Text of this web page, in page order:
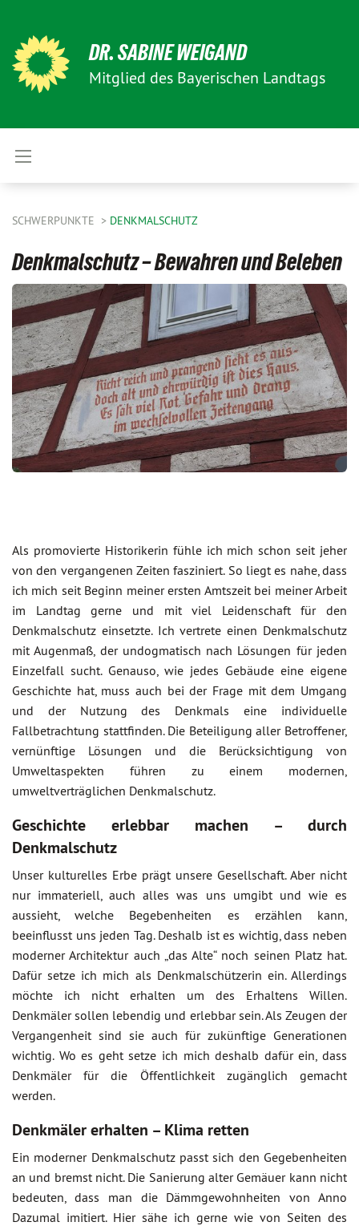
DR. SABINE WEIGAND
Mitglied des Bayerischen Landtags
SCHWERPUNKTE DENKMALSCHUTZ
Denkmalschutz – Bewahren und Beleben
Als promovierte Historikerin fühle ich mich schon seit jeher
von den vergangenen Zeiten fasziniert. So liegt es nahe, dass
ich mich seit Beginn meiner ersten Amtszeit bei meiner Arbeit
im Landtag gerne und mit viel Leidenschaft für den
Denkmalschutz einsetzte. Ich vertrete einen Denkmalschutz
mit Augenmaß, der undogmatisch nach Lösungen für jeden
Einzelfall sucht. Genauso, wie jedes Gebäude eine eigene
Geschichte hat, muss auch bei der Frage mit dem Umgang
und der Nutzung des Denkmals eine individuelle
Fallbetrachtung stattfinden. Die Beteiligung aller Betroffener,
vernünftige Lösungen und die Berücksichtigung von
Umweltaspekten führen zu einem modernen,
umweltverträglichen Denkmalschutz.
Geschichte erlebbar machen – durch
Denkmalschutz
Unser kulturelles Erbe prägt unsere Gesellschaft. Aber nicht
nur immateriell, auch alles was uns umgibt und wie es
aussieht, welche Begebenheiten es erzählen kann,
beeinflusst uns jeden Tag. Deshalb ist es wichtig, dass neben
moderner Architektur auch „das Alte“ noch seinen Platz hat.
Dafür setze ich mich als Denkmalschützerin ein. Allerdings
möchte ich nicht erhalten um des Erhaltens Willen.
Denkmäler sollen lebendig und erlebbar sein. Als Zeugen der
Vergangenheit sind sie auch für zukünftige Generationen
wichtig. Wo es geht setze ich mich deshalb dafür ein, dass
Denkmäler für die Öffentlichkeit zugänglich gemacht
werden.
Denkmäler erhalten – Klima retten
Ein moderner Denkmalschutz passt sich den Gegebenheiten
an und bremst nicht. Die Sanierung alter Gemäuer kann nicht
bedeuten, dass man die Dämmgewohnheiten von Anno
Dazumal imitiert. Hier sähe ich gerne wie von Seiten des